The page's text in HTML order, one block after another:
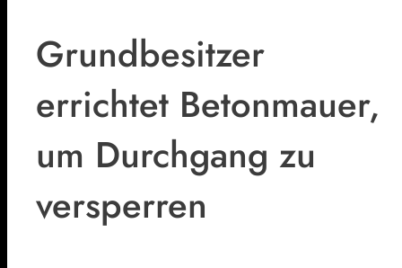
Grundbesitzer
errichtet Betonmauer,
um Durchgang zu
versperren